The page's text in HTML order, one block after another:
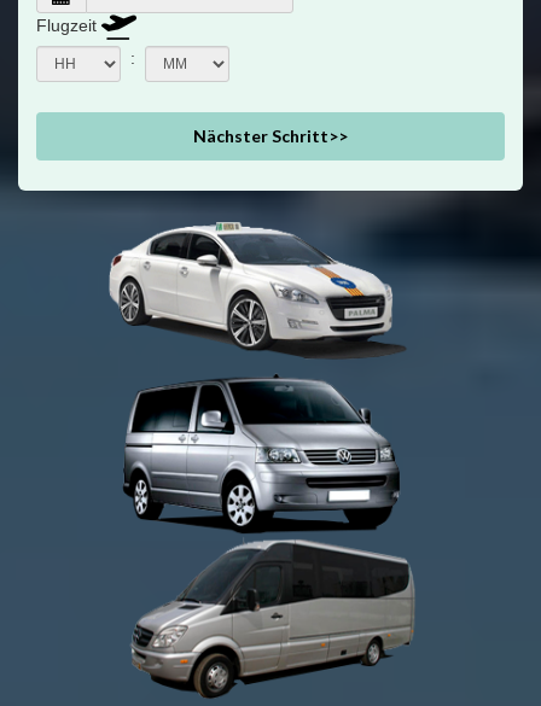
Flugzeit
:
Nächster Schritt>>